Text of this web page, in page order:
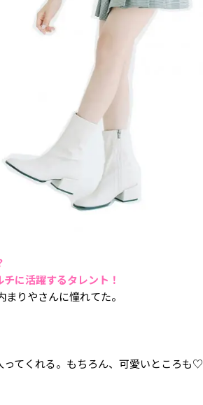
に活躍するタレント！
りやさんに憧れてた。
ってくれる。もちろん、可愛いところも♡